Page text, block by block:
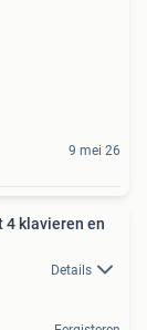
9 mei 26
4 klavieren en
Details